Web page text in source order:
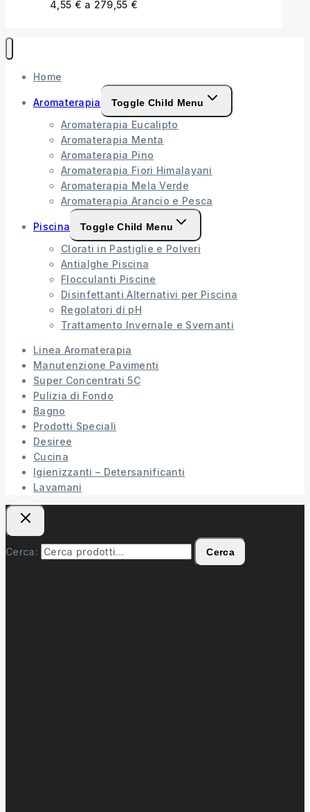
4,55 € a 279,55 €
Home
Aromaterapia Toggle Child Menu
Aromaterapia Eucalipto
Aromaterapia Menta
Aromaterapia Pino
Aromaterapia Fiori Himalayani
Aromaterapia Mela Verde
Aromaterapia Arancio e Pesca
Piscina Toggle Child Menu
Clorati in Pastiglie e Polveri
Antialghe Piscina
Flocculanti Piscine
Disinfettanti Alternativi per Piscina
Regolatori di pH
Trattamento Invernale e Svernanti
Linea Aromaterapia
Manutenzione Pavimenti
Super Concentrati 5C
Pulizia di Fondo
Bagno
Prodotti Speciali
Desiree
Cucina
Igienizzanti – Detersanificanti
Lavamani
Cerca: Cerca